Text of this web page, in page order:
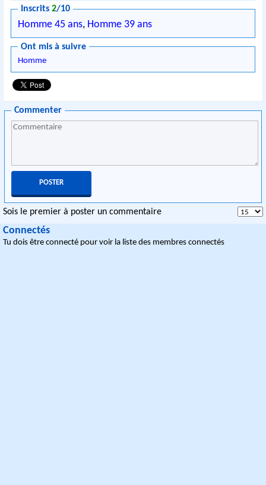
Inscrits2/10
Homme 45 ans, Homme 39 ans
Ont mis à suivre
Homme
Commenter
Sois le premier à poster un commentaire
Connectés
Tu dois être connecté pour voir la liste des membres connectés